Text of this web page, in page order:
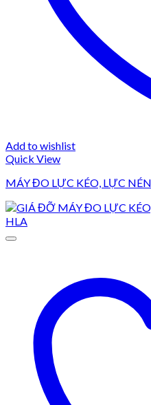
Add to wishlist
Quick View
MÁY ĐO LỰC KÉO, LỰC